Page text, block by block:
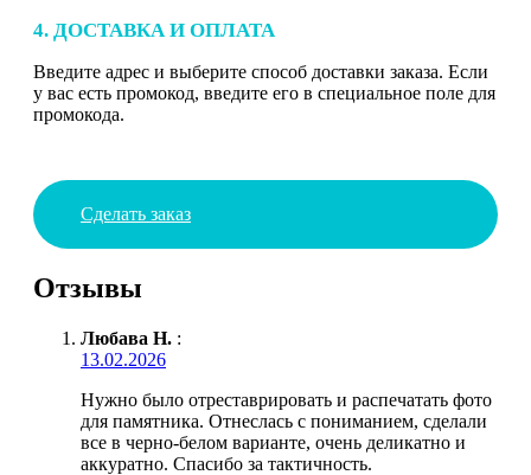
4. ДОСТАВКА И ОПЛАТА
Введите адрес и выберите способ доставки заказа. Если
у вас есть промокод, введите его в специальное поле для
промокода.
Сделать заказ
Отзывы
Любава Н. :
13.02.2026
Нужно было отреставрировать и распечатать фото
для памятника. Отнеслась с пониманием, сделали
все в черно-белом варианте, очень деликатно и
аккуратно. Спасибо за тактичность.